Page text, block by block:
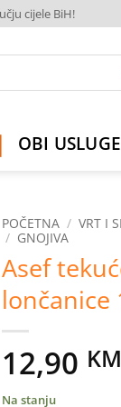
cijele BiH!
OBI USLUGE
POČETNA / VRT I
/ GNOJIVA
Asef
lončanice
12,90 KM
Na stanju